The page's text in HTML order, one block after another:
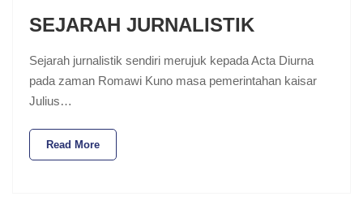
SEJARAH JURNALISTIK
Sejarah jurnalistik sendiri merujuk kepada Acta Diurna
pada zaman Romawi Kuno masa pemerintahan kaisar
Julius…
Read More